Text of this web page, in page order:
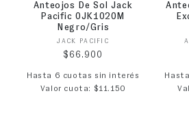
Anteojos De Sol Jack
Pacific 0JK1020M
Negro/Gris
Proveedor:
JACK PACIFIC
Precio habitual
$66.900
Hasta 6 cuotas sin interés
Valor cuota: $11.150